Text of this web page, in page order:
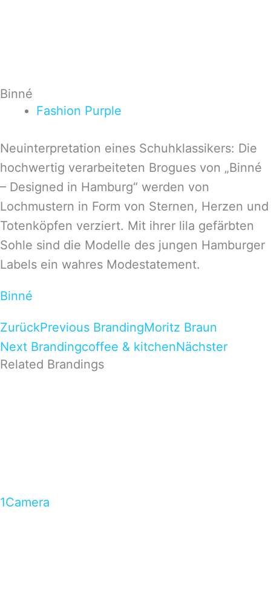
Binné
Fashion Purple
Neuinterpretation eines Schuhklassikers: Die
hochwertig verarbeiteten Brogues von „Binné
– Designed in Hamburg“ werden von
Lochmustern in Form von Sternen, Herzen und
Totenköpfen verziert. Mit ihrer lila gefärbten
Sohle sind die Modelle des jungen Hamburger
Labels ein wahres Modestatement.
Binné
ZurückPrevious BrandingMoritz Braun
Next Brandingcoffee & kitchenNächster
Related Brandings
1Camera